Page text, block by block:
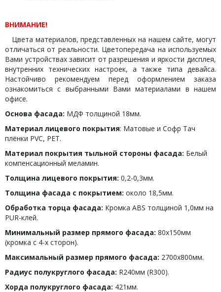
ВНИМАНИЕ!
Цвета материалов, представленных на нашем сайте, могут
отличаться от реальности. Цветопередача на используемых
Вами устройствах зависит от разрешения и яркости дисплея,
внутренних технических настроек, а также типа девайса.
Настойчиво рекомендуем перед оформлением заказа
ознакомиться с выбранными Вами материалами в нашем
офисе.
Основа фасада: МДФ толщиной 18мм.
Материал лицевого покрытия: Матовые и Софр Тач
плёнки PVC, PET.
Материал покрытия тыльной стороны фасада: Белый
компенсационный меламин.
Толщина лицевого покрытия: 0,2-0,3мм.
Толщина фасада с покрытием: около 18,5мм.
Обработка торца фасада: Кромка ABS толщиной 1,0мм на
PUR-клей.
Минимальный размер прямого фасада: 80х150мм
(кромка с 4-х сторон).
Максимальный размер прямого фасада: 2700х800мм.
Радиус полукруглого фасада: R240мм (R300).
Хорда полукруглого фасада: 421мм.